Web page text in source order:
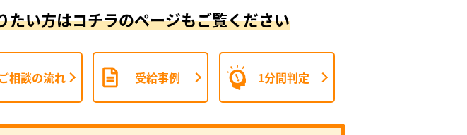
たい方はコチラのページもご覧ください
ご相談の流れ 受給事例 1分間判定